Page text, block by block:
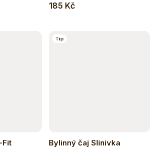
185 Kč
Fit
Tip
Bylinný čaj Slinivka